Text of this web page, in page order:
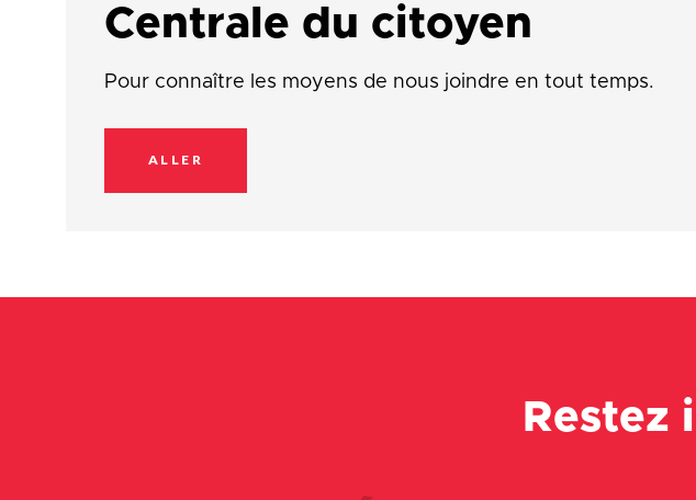
Centrale du citoyen
Pour connaître les moyens de nous joindre en tout temps.
ALLER
Restez